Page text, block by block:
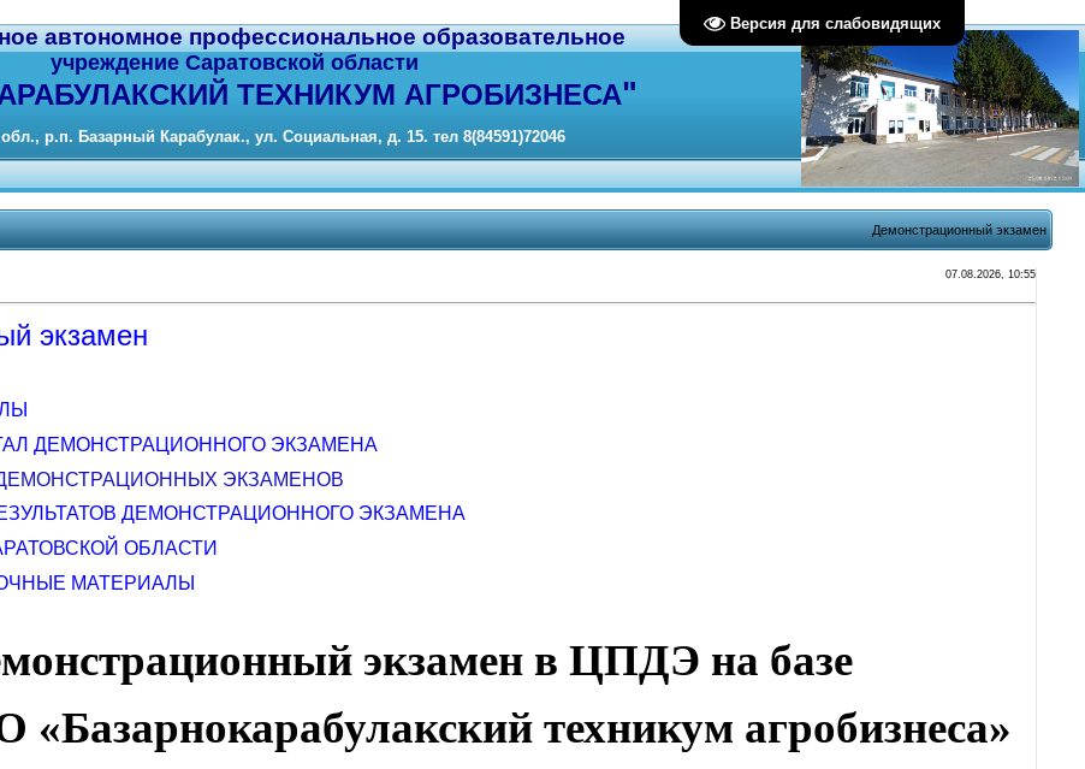
Версия для слабовидящих
автономное профессиональное образовательное
учреждение Саратовской области
ТЕХНИКУМ АГРОБИЗНЕСА"
р.п. Базарный Карабулак., ул. Социальная, д. 15. тел 8(84591)72046
Демонстрационный экзамен
07.08.2026, 10:55
экзамен
ДЕМОНСТРАЦИОННОГО ЭКЗАМЕНА
ЭКЗАМЕНОВ
ДЕМОНСТРАЦИОННОГО ЭКЗАМЕНА
ОБЛАСТИ
МАТЕРИАЛЫ
экзамен в ЦПДЭ на базе
«Базарнокарабулакскийтехникум агробизнеса»